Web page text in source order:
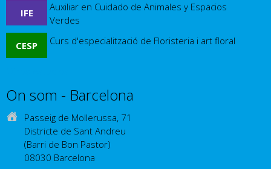
IFE
Auxiliar en Cuidado de Animales y Espacios
Verdes
CESP Curs d'especialització de Floristeria i art floral
On som - Barcelona
Passeig de Mollerussa, 71
Districte de Sant Andreu
(Barri de Bon Pastor)
08030 Barcelona